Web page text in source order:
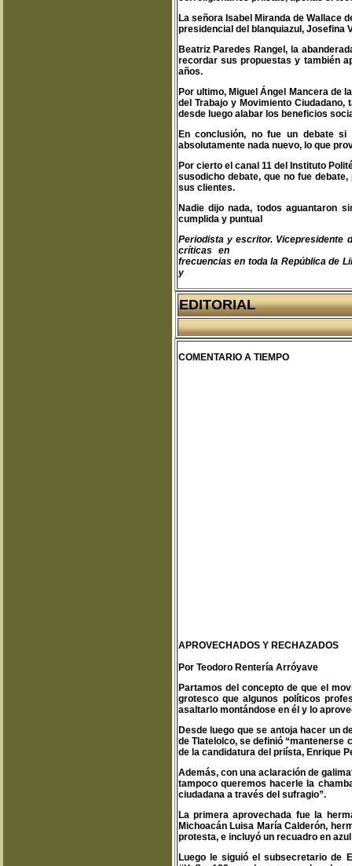
La señora Isabel Miranda de Wallace
presidencial del blanquiazul, Josefina
Beatriz Paredes Rangel, la
recordar sus propuestas y también
años.
Por ultimo, Miguel Ángel Mancera de
del Trabajo y Movimiento
desde luego alabar los beneficios
En conclusión, no fue un debate
absolutamente nada nuevo, lo que
Por cierto el canal 11 del Instituto
susodicho debate, que no fue
sus clientes.
Nadie dijo nada, todos aguantaron
cumplida y puntual
Periodista y escritor. Vicepresidente
críticas en
frecuencias en toda la República de
y
EDITORIAL
COMENTARIO A TIEMPO
APROVECHADOS Y RECHAZADOS
Por Teodoro Rentería Arróyave
Partamos del concepto de que el
grotesco que algunos políticos
asaltarlo montándose en él y lo
Desde luego que se antoja hacer un
de Tlatelolco, se definió “mantenerse
de la candidatura del priísta, Enrique
Además, con una aclaración de
tampoco queremos hacerle la
ciudadana a través del sufragio”.
La primera aprovechada fue la
Michoacán Luisa María Calderón,
protesta, e incluyó un recuadro en
Luego le siguió el subsecretario de